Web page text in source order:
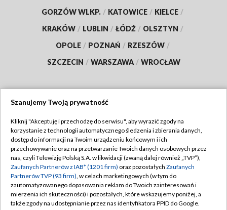
GORZÓW WLKP. / KATOWICE / KIELCE /
KRAKÓW / LUBLIN / ŁÓDŹ / OLSZTYN /
OPOLE / POZNAŃ / RZESZÓW /
SZCZECIN / WARSZAWA / WROCŁAW
TVP
Abonament TVP
Emisja w TVP
Centrum informacji TVP
Naziemna Telewizja Cyfrowa
Regulamin TVP
Polityka prywatności
Moje zgody
Pomoc
Szanujemy Twoją prywatność
Kliknij "Akceptuję i przechodzę do serwisu", aby wyrazić zgody na
korzystanie z technologii automatycznego śledzenia i zbierania danych,
dostęp do informacji na Twoim urządzeniu końcowym i ich
przechowywanie oraz na przetwarzanie Twoich danych osobowych przez
nas, czyli Telewizję Polską S.A. w likwidacji (zwaną dalej również „TVP”),
Zaufanych Partnerów z IAB* (1201 firm) oraz pozostałych Zaufanych
Partnerów TVP (93 firm), w celach marketingowych (w tym do
zautomatyzowanego dopasowania reklam do Twoich zainteresowań i
mierzenia ich skuteczności) i pozostałych, które wskazujemy poniżej, a
także zgody na udostępnianie przez nas identyfikatora PPID do Google.